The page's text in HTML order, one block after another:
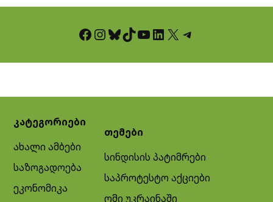
Facebook InstagramBluesky TikTok YouTube LinkedIn X Telegram
კატეგორიები
ახალი ამბები
საზოგადოება
ეკონომიკა
თემები
სინდისის პატიმრები
საპროტესტო აქციები
ომი უკრაინაში